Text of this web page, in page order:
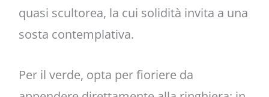
quasi scultorea, la cui solidità invita a una
sosta contemplativa.
Per il verde, opta per fioriere da